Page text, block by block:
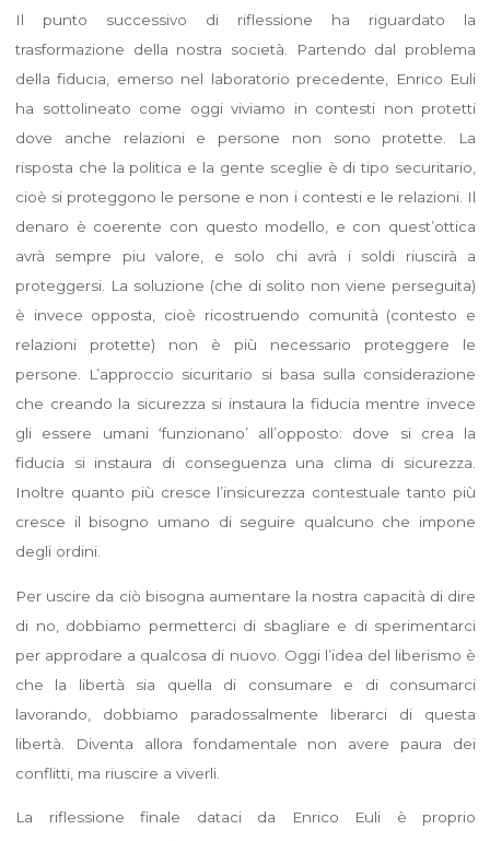
Il punto successivo di riflessione ha riguardato la
trasformazione della nostra società. Partendo dal problema
della fiducia, emerso nel laboratorio precedente, Enrico Euli
ha sottolineato come oggi viviamo in contesti non protetti
dove anche relazioni e persone non sono protette. La
risposta che la politica e la gente sceglie è di tipo securitario,
cioè si proteggono le persone e non i contesti e le relazioni. Il
denaro è coerente con questo modello, e con quest’ottica
avrà sempre piu valore, e solo chi avrà i soldi riuscirà a
proteggersi. La soluzione (che di solito non viene perseguita)
è invece opposta, cioè ricostruendo comunità (contesto e
relazioni protette) non è più necessario proteggere le
persone. L’approccio sicuritario si basa sulla considerazione
che creando la sicurezza si instaura la fiducia mentre invece
gli essere umani ‘funzionano’ all’opposto: dove si crea la
fiducia si instaura di conseguenza una clima di sicurezza.
Inoltre quanto più cresce l’insicurezza contestuale tanto più
cresce il bisogno umano di seguire qualcuno che impone
degli ordini.
Per uscire da ciò bisogna aumentare la nostra capacità di dire
di no, dobbiamo permetterci di sbagliare e di sperimentarci
per approdare a qualcosa di nuovo. Oggi l’idea del liberismo è
che la libertà sia quella di consumare e di consumarci
lavorando, dobbiamo paradossalmente liberarci di questa
libertà. Diventa allora fondamentale non avere paura dei
conflitti, ma riuscire a viverli.
La riflessione finale dataci da Enrico Euli è proprio